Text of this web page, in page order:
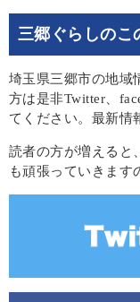
三郷ぐらしのこ
埼玉県三郷市の地域
方は是非Twitter、
てください。最新情
読者の方が増えると
も頑張っていきます